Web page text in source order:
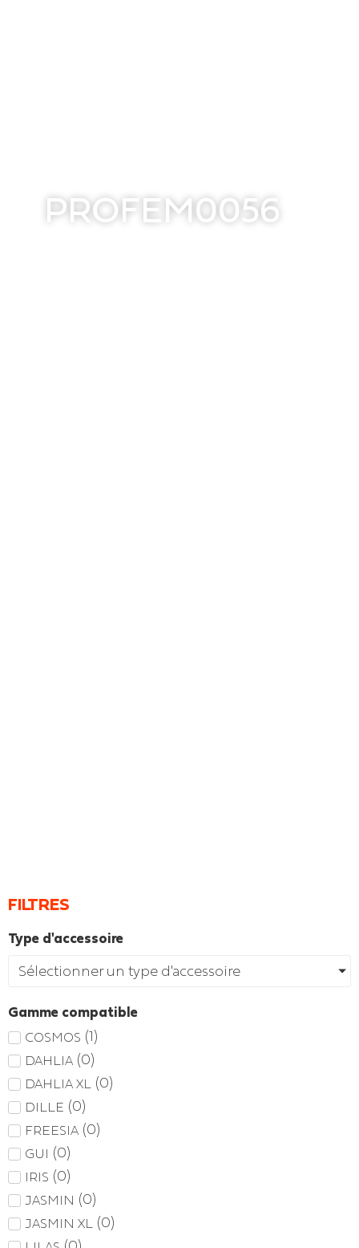
PROFEM0056
FILTRES
Type d'accessoire
Sélectionner un type d'accessoire
Gamme compatible
COSMOS (1)
DAHLIA (0)
DAHLIA XL (0)
DILLE (0)
FREESIA (0)
GUI (0)
IRIS (0)
JASMIN (0)
JASMIN XL (0)